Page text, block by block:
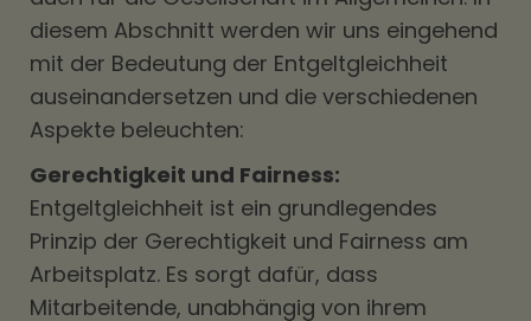
diesem Abschnitt werden wir uns eingehend
mit der Bedeutung der Entgeltgleichheit
auseinandersetzen und die verschiedenen
Aspekte beleuchten:
Gerechtigkeit und Fairness:
Entgeltgleichheit ist ein grundlegendes
Prinzip der Gerechtigkeit und Fairness am
Arbeitsplatz. Es sorgt dafür, dass
Mitarbeitende, unabhängig von ihrem